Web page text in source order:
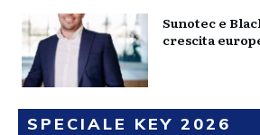
Sunotec e
crescita
SPECIALE KEY 2026